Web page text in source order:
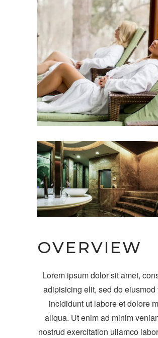
OVERVIEW
Lorem ipsum dolor sit amet,
adipisicing elit, sed do eiusmod
incididunt ut labore et dolore
aliqua. Ut enim ad minim
nostrud exercitation ullamco